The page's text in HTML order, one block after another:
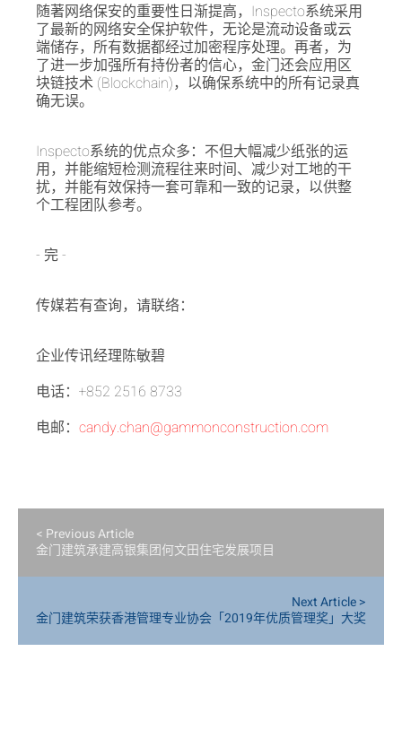
随著网络保安的重要性日渐提高，Inspecto系统采用
了最新的网络安全保护软件，无论是流动设备或云
端储存，所有数据都经过加密程序处理。再者，为
了进一步加强所有持份者的信心，金门还会应用区
块链技术 (Blockchain)，以确保系统中的所有记录真
确无误。
Inspecto系统的优点众多：不但大幅减少纸张的运
用，并能缩短检测流程往来时间、减少对工地的干
扰，并能有效保持一套可靠和一致的记录，以供整
个工程团队参考。
- 完 -
传媒若有查询，请联络：
企业传讯经理陈敏碧
电话：+852 2516 8733
电邮：candy.chan@gammonconstruction.com
< Previous Article
金门建筑承建高银集团何文田住宅发展项目
Next Article >
金门建筑荣获香港管理专业协会「2019年优质管理奖」大奖